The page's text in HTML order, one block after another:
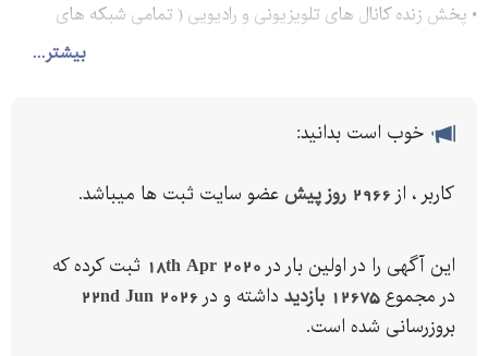
بیشتر...
• پخش زنده کانال های تلویزیونی و رادیویی ( تمامی شبکه های
• ارائه تبلیغات و اخبار به صورت زیرنویس
• مانیتورینگ دوربین های مداربسته (پارکینگ، لابی، انبار و ...)
• قابلیت بکار گیری به عنوان نمایشگر دیجیتال (digital signage)
• امکان صدور صورتحساب (billing)
• قابلیت ارائه سرویس دوربین پلاک خوان
• قابلیت نمایش لگو روی صفحه نمایشگر
خوب است بدانید:
کاربر ، از 2966 روز پیش عضو سایت ثبت ها میباشد.
این آگهی را در اولین بار در 18th Apr 2020 ثبت کرده که
در مجموع12675 بازدید داشته و در 22nd Jun 2026
بروزرسانی شده است.